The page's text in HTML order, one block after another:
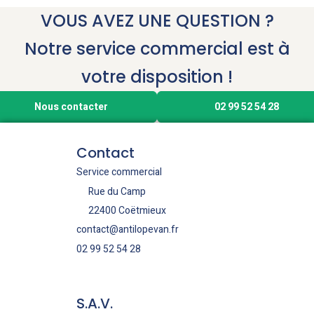
VOUS AVEZ UNE QUESTION ?
Notre service commercial est à
votre disposition !
Nous contacter 02 99 52 54 28
Contact
Service commercial
Rue du Camp
22400 Coëtmieux
contact@antilopevan.fr
02 99 52 54 28
S.A.V.